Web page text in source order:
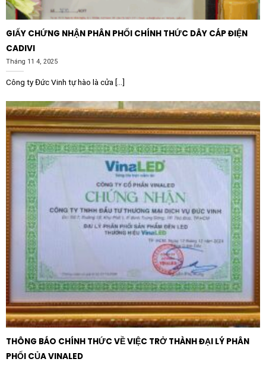
GIẤY CHỨNG NHẬN PHÂN PHỐI CHÍNH THỨC DÂY CÁP ĐIỆN
CADIVI
Tháng 11 4, 2025
Công ty Đức Vinh tự hào là cửa [...]
THÔNG BÁO CHÍNH THỨC VỀ VIỆC TRỞ THÀNH ĐẠI LÝ PHÂN
PHỐI CỦA VINALED